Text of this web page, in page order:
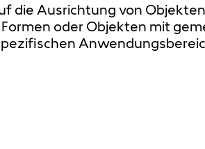
die Ausrichtung von
oder Objekten mit